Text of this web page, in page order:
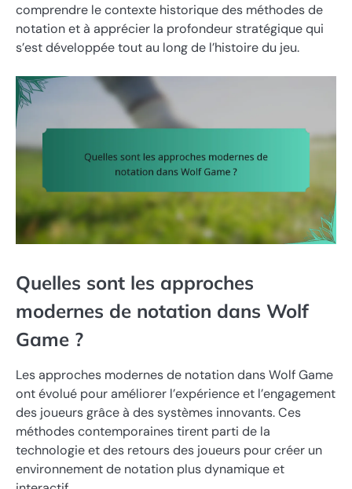
comprendre le contexte historique des méthodes de
notation et à apprécier la profondeur stratégique qui
s’est développée tout au long de l’histoire du jeu.
Quelles sont les approches
modernes de notation dans Wolf
Game ?
Les approches modernes de notation dans Wolf Game
ont évolué pour améliorer l’expérience et l’engagement
des joueurs grâce à des systèmes innovants. Ces
méthodes contemporaines tirent parti de la
technologie et des retours des joueurs pour créer un
environnement de notation plus dynamique et